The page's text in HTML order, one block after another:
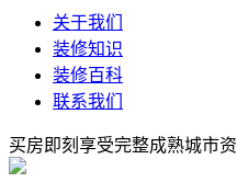
关于我们
装修知识
装修百科
联系我们
买房即刻享受完整成熟城市资